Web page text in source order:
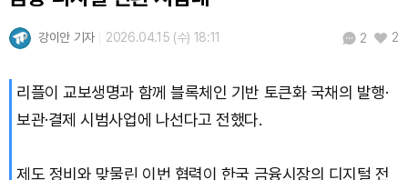
강이안 기자 2026.04.15 (수) 18:11 2 2
리플이 교보생명과 함께 블록체인 기반 토큰화 국채의 발행·
보관·결제 시범사업에 나선다고 전했다.
제도 정비와 맞물린 이번 협력이 한국 금융시장의 디지털 전